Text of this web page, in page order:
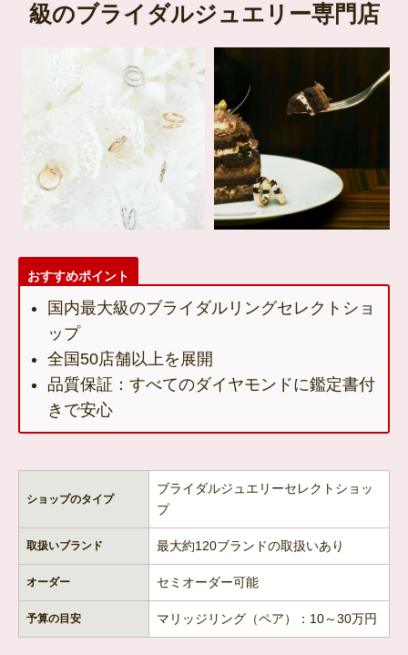
級のブライダルジュエリー専門店
おすすめポイント
国内最大級のブライダルリングセレクトショ
ップ
全国50店舗以上を展開
品質保証：すべてのダイヤモンドに鑑定書付
きで安心
ショップのタイプ
ブライダルジュエリーセレクトショッ
プ
取扱いブランド 最大約120ブランドの取扱いあり
オーダー セミオーダー可能
予算の目安 マリッジリング（ペア）：10～30万円